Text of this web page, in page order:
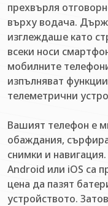
прехвърля
върху водача.
изглеждаше като
всеки носи
мобилните
изпълняват
телеметрични
Вашият телефон е
обаждания,
снимки и
Android или iOS са
цена да пазят
устройството.